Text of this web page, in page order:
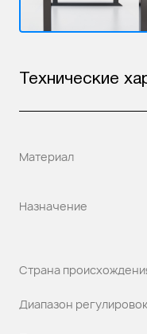
Технические
Материал
Назначение
Страна
Диапазон регулировок